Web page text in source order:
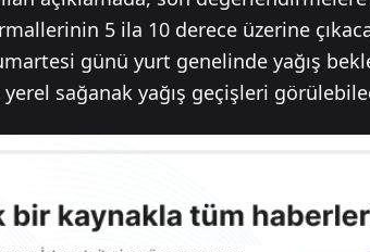
5 ila 10 derece üzerine
günü yurt genelinde yağış
sağanak yağış geçişleri